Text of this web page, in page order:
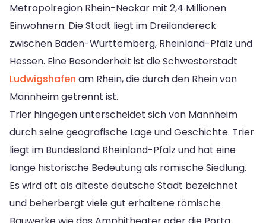
Metropolregion Rhein-Neckar mit 2,4 Millionen
Einwohnern. Die Stadt liegt im Dreiländereck
zwischen Baden-Württemberg, Rheinland-Pfalz und
Hessen. Eine Besonderheit ist die Schwesterstadt
Ludwigshafen am Rhein, die durch den Rhein von
Mannheim getrennt ist.
Trier hingegen unterscheidet sich von Mannheim
durch seine geografische Lage und Geschichte. Trier
liegt im Bundesland Rheinland-Pfalz und hat eine
lange historische Bedeutung als römische Siedlung.
Es wird oft als älteste deutsche Stadt bezeichnet
und beherbergt viele gut erhaltene römische